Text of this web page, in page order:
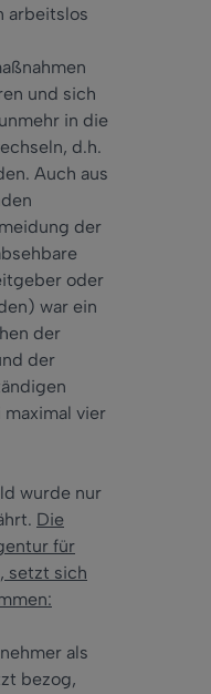
arbeitslos
und sich
in die
d.h.
Auch aus
der
oder
war ein
der
der
vier
wurde nur
Die
für
setzt sich
als
bezog,